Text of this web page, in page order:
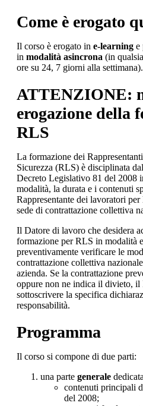
Come è erogato
Il corso è erogato in e-learning e
in modalità asincrona (in
ore su 24, 7 giorni alla settimana).
ATTENZIONE:
erogazione della
RLS
La formazione dei
Sicurezza (RLS) è disciplinata
Decreto Legislativo 81 del 2008
modalità, la durata e i contenuti
Rappresentante dei lavoratori
sede di contrattazione collettiva
Il Datore di lavoro che desidera
formazione per RLS in modalità
preventivamente verificare le
contrattazione collettiva
azienda. Se la contrattazione
oppure non ne indica il divieto, il
sottoscrivere la specifica
responsabilità.
Programma
Il corso si compone di due parti:
una parte generale
contenuti principali
del 2008;